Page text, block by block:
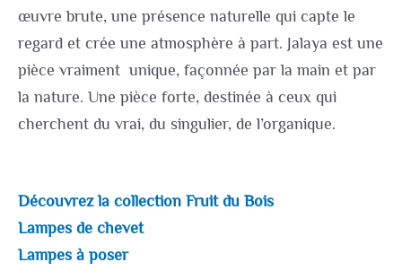
œuvre brute, une présence naturelle qui capte le
regard et crée une atmosphère à part. Jalaya est une
pièce vraiment unique, façonnée par la main et par
la nature. Une pièce forte, destinée à ceux qui
cherchent du vrai, du singulier, de l’organique.
Découvrez la collection Fruit du Bois
Lampes de chevet
Lampes à poser